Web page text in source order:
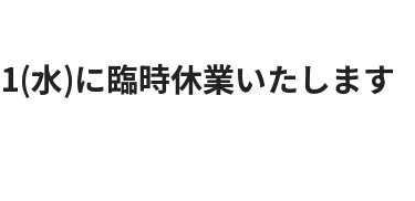
水)に臨時休業いたします